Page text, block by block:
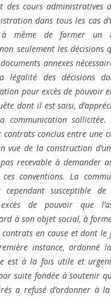
des cours administratives
dans tous les cas
à même de former un
seulement les décisions
annexes
des décisions
pour excès de pouvoir
dont il est saisi,
communication sollicitée.
conclus entre une
vue de la construction
recevable à demander
conventions. La
cependant susceptible
de pouvoir que
à son objet social, à
contrats en cause et dont le
instance, ordonné
est à la fois utile et
suite fondée à soutenir
a refusé d’ordonner à